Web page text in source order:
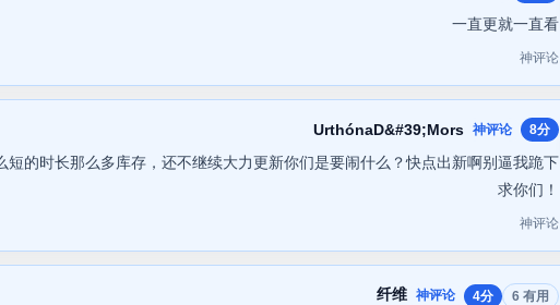
一直更就一直看
神评论
UrthónaD&#39;Mors 神评论 8分
短的时长那么多库存，还不继续大力更新你们是要闹什么？快点出新啊别逼我跪下
求你们！
神评论
纤维 神评论 4分 6 有用